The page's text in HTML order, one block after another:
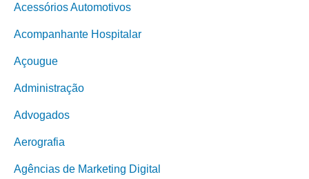
Acessórios Automotivos
Acompanhante Hospitalar
Açougue
Administração
Advogados
Aerografia
Agências de Marketing Digital